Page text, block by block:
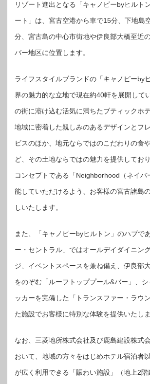
リゾート進出となる「キャノピーbyヒルト
ート」は、宮古空港から車で15分、下地島
分、宮古島の中心市街地や伊良部大橋至近
バー地区に位置します。
ライフスタイルブランドの「キャノピーby
界の魅力的な立地で現在約40軒を展開して
の街に溶け込む活気に満ちたブティックホ
地域に密着した親しみのあるデザインとフ
ビスのほか、地元ならではのこだわりの食
ど、その土地ならではの魅力を提供してお
コンセプトである「Neighborhood（ネイバ
能していただけるよう、お客様の宮古諸島
しいたします。
また、「キャノピーbyヒルトン」のハブで
ー・セントラル」ではオールデイダイニン
ジ、イベントスペースを兼ね備え、伊良部
をのぞむ「ルーフトッププール&バー」、
ッカーを完備した「トランスファー・ラウ
た施設でお客様に特別な体験を提供いたしま
なお、三菱地所株式会社及び鹿島建設株式
おいて、地域の方々をはじめホテル宿泊者
が広く利用できる「賑わい施設」（地上2